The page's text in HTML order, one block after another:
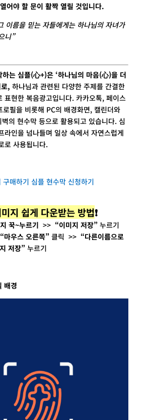
어야 할 문이 활짝 열릴 것입니다.
이름을 믿는 자들에게는 하나님의 자녀가
니”
하는 심플(心+)은 ‘하나님의 마음(心)을 더
, 하나님과 관련된 다양한 주제를 간결한
표현한 복음광고입니다. 카카오톡, 페이스
필을 비롯해 PC의 배경화면, 캘린더와
의 현수막 등으로 활용되고 있습니다. 심
라인을 넘나들며 일상 속에서 자연스럽게
로 사용됩니다.
구매하기 심플 현수막 신청하기
지 쉽게 다운받는 방법❗
꾹~누르기 >> “이미지 저장”누르기
“마우스 오른쪽”클릭 >> “다른이름으로
저장”누르기
배경